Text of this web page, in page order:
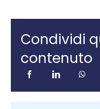
Condividi
contenuto